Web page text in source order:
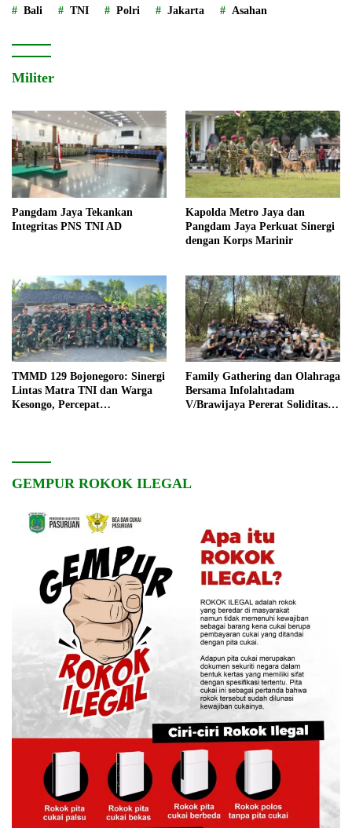
Bali TNI Polri Jakarta Asahan
Militer
Pangdam Jaya Tekankan
Integritas PNS TNI AD
Kapolda Metro Jaya dan
Pangdam Jaya Perkuat Sinergi
dengan Korps Marinir
TMMD 129 Bojonegoro: Sinergi
Lintas Matra TNI dan Warga
Kesongo, Percepat
Family Gathering dan Olahraga
Bersama Infolahtadam
V/Brawijaya Pererat Soliditas
GEMPUR ROKOK ILEGAL